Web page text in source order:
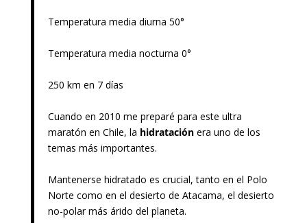
Temperatura media diurna 50°
Temperatura media nocturna 0°
250 km en 7 días
Cuando en 2010 me preparé para este ultra
maratón en Chile, la hidrataciónera uno de los
temas más importantes.
Mantenerse hidratado es crucial, tanto en el Polo
Norte como en el desierto de Atacama, el desierto
no-polar más árido del planeta.